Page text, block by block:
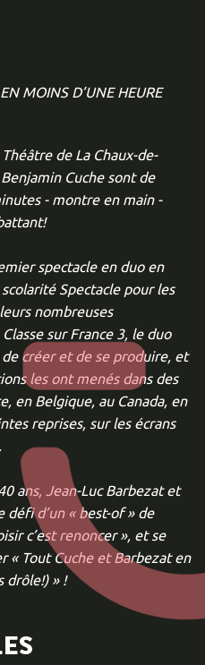
MOINS D’UNE HEURE
de La Chaux-de-
Cuche sont de
- montre en main -
spectacle en duo en
Spectacle pour les
nombreuses
sur France 3, le duo
de créer et de se produire, et
les ont menés dans des
en Belgique, au Canada, en
reprises, sur les écrans
ans, Jean-Luc Barbezat et
d’un « best-of » de
c’est renoncer », et se
« Tout Cuche et Barbezat en
drôle!) » !